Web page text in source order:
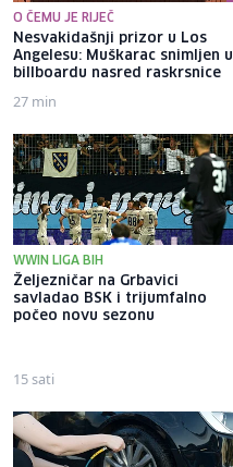
O ČEMU JE RIJEČ
Nesvakidašnji prizor u Los
Angelesu: Muškarac snimljen u
billboardu nasred raskrsnice
27 min
WWIN LIGA BIH
Željezničar na Grbavici
savladao BSK i trijumfalno
počeo novu sezonu
15 sati